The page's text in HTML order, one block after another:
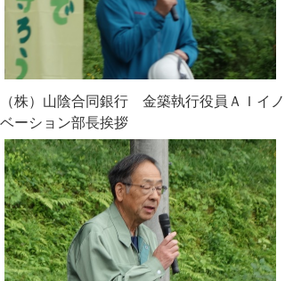
（株）山陰合同銀行 金築執行役員ＡＩイノ
ベーション部長挨拶